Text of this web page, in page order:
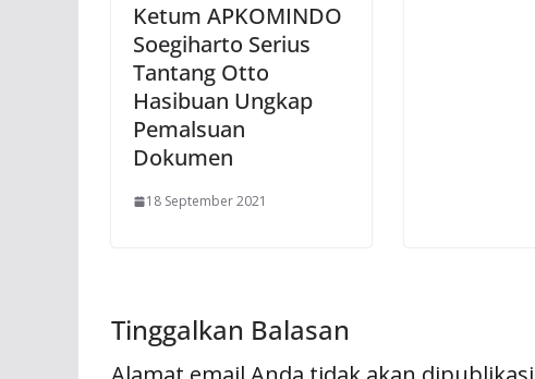
Ketum APKOMINDO
Soegiharto Serius
Tantang Otto
Hasibuan Ungkap
Pemalsuan
Dokumen
18 September 2021
Tinggalkan Balasan